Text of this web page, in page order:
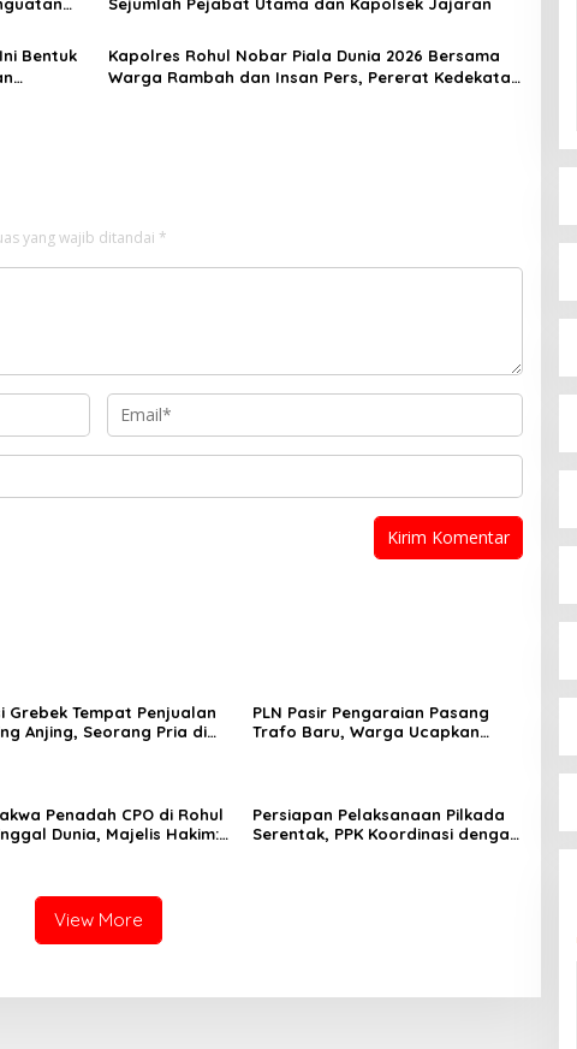
Bentuk
Kapolres Rohul Nobar Piala Dunia 2026 Bersama
Warga Rambah dan Insan Pers, Pererat Kedekatan
yang wajib ditandai *
Grebek Tempat Penjualan
Anjing, Seorang Pria di
PLN Pasir Pengaraian Pasang
Trafo Baru, Warga Ucapkan
Penadah CPO di Rohul
Dunia, Majelis Hakim:
Persiapan Pelaksanaan Pilkada
Serentak, PPK Koordinasi dengan
View More